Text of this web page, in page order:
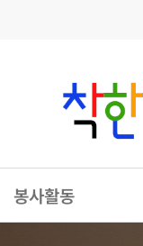
봉사활동